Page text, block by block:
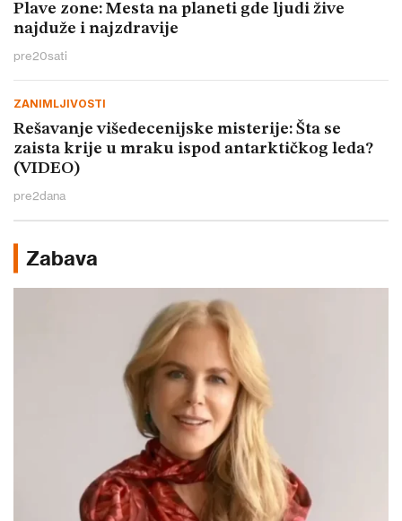
Plave zone: Mesta na planeti gde ljudi žive
najduže i najzdravije
pre20sati
ZANIMLJIVOSTI
Rešavanje višedecenijske misterije: Šta se
zaista krije u mraku ispod antarktičkog leda?
(VIDEO)
pre2dana
Zabava